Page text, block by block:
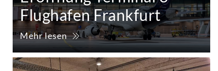
Flughafen Frankfurt
Mehr lesen